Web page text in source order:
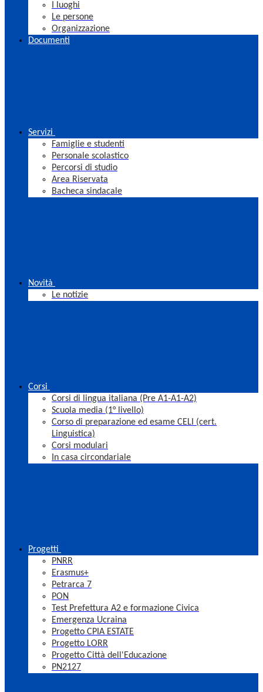
I luoghi
Le persone
Organizzazione
Documenti
Servizi
Famiglie e studenti
Personale scolastico
Percorsi di studio
Area Riservata
Bacheca sindacale
Novità
Le notizie
Corsi
Corsi di lingua italiana (Pre A1-A1-A2)
Scuola media (1° livello)
Corso di preparazione ed esame CELI (cert.
Linguistica)
Corsi modulari
In casa circondariale
Progetti
PNRR
Erasmus+
Petrarca 7
PON
Test Prefettura A2 e formazione Civica
Emergenza Ucraina
Progetto CPIA ESTATE
Progetto LORR
Progetto Città dell'Educazione
PN2127